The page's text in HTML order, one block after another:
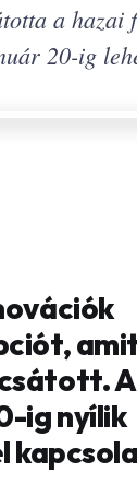
a hazai
20-ig
A
ig nyílik